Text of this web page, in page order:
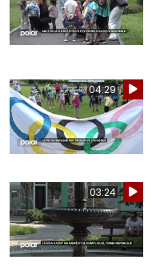
04:29
03:24